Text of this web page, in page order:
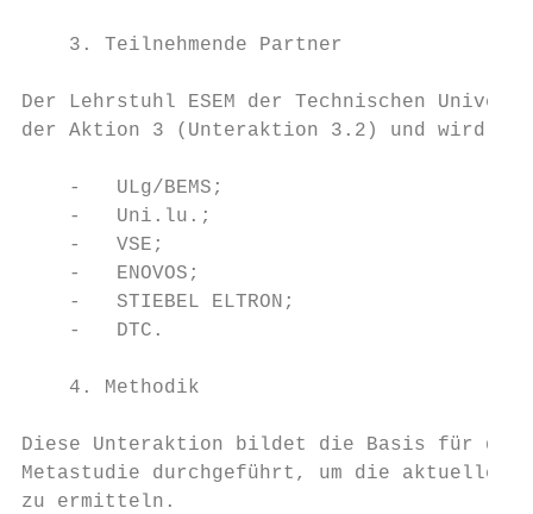
    3. Teilnehmende Partner
Der Lehrstuhl ESEM der Technischen
der Aktion 3 (Unteraktion 3.2) und wird
    -   ULg/BEMS;
    -   Uni.lu.;
    -   VSE;
    -   ENOVOS;
    -   STIEBEL ELTRON;
    -   DTC.
    4. Methodik
Diese Unteraktion bildet die Basis für die
Metastudie durchgeführt, um die aktuelle
zu ermitteln.